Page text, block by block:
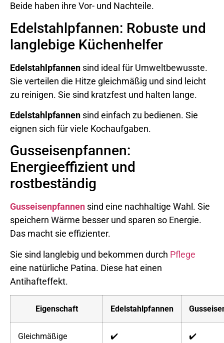
Beide haben ihre Vor- und Nachteile.
Edelstahlpfannen: Robuste und
langlebige Küchenhelfer
Edelstahlpfannen sind ideal für Umweltbewusste.
Sie verteilen die Hitze gleichmäßig und sind leicht
zu reinigen. Sie sind kratzfest und halten lange.
Edelstahlpfannen sind einfach zu bedienen. Sie
eignen sich für viele Kochaufgaben.
Gusseisenpfannen:
Energieeffizient und
rostbeständig
Gusseisenpfannen sind eine nachhaltige Wahl. Sie
speichern Wärme besser und sparen so Energie.
Das macht sie effizienter.
Sie sind langlebig und bekommen durch Pflege
eine natürliche Patina. Diese hat einen
Antihafteffekt.
Eigenschaft Edelstahlpfannen
Gleichmäßige
✔️ ✔️